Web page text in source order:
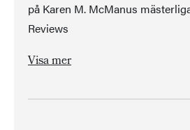
på Karen M. McManus
Reviews
Visa mer